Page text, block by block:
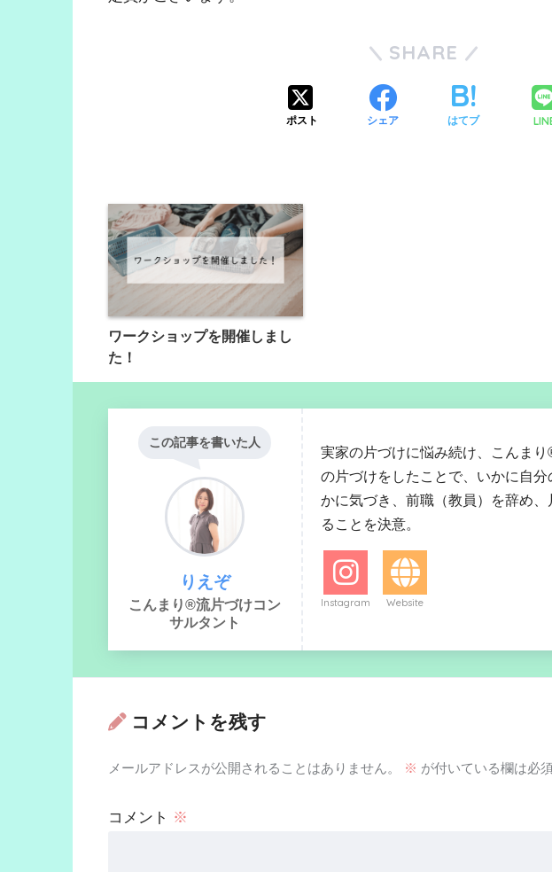
SHARE
ポスト シェア はてブ
ワークショップを開催しまし
た！
この記事を書いた人
りえぞ
こんまり®流片づけコン
サルタント
実家の片づけに悩み続け、こんま
の片づけをしたことで、いかに自
かに気づき、前職（教員）を辞め
ることを決意。
Instagram Website
コメントを残す
メールアドレスが公開されることはありません。 ※ が付いている欄は必
コメント ※